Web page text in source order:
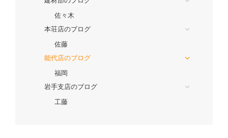
佐々木
本荘店のブログ
佐藤
能代店のブログ
福岡
岩手支店のブログ
工藤